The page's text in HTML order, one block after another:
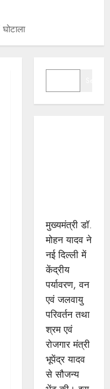
मुख्यमंत्री डॉ.
मोहन यादव ने
नई दिल्ली में
केंद्रीय
पर्यावरण, वन
एवं जलवायु
परिवर्तन तथा
श्रम एवं
रोजगार मंत्री
भूपेंद्र यादव
से सौजन्य